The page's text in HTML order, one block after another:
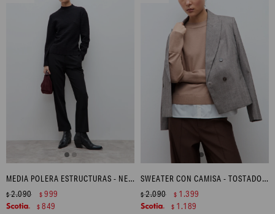
MEDIA POLERA ESTRUCTURAS - NEGRO
$2.090 $ 999
$ 849
SWEATER CON CAMISA - TOSTADO MELANGE
$2.090 $ 1.399
$ 1.189